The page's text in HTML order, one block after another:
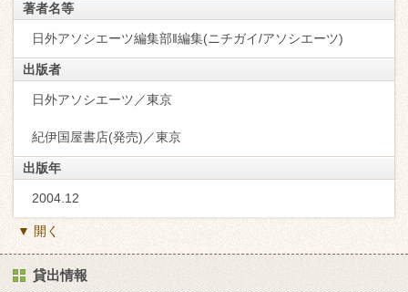
著者名等
日外アソシエーツ編集部‖編集(ニチガイ/アソシエーツ)
出版者
日外アソシエーツ／東京
紀伊国屋書店(発売)／東京
出版年
2004.12
▼ 開く
貸出情報